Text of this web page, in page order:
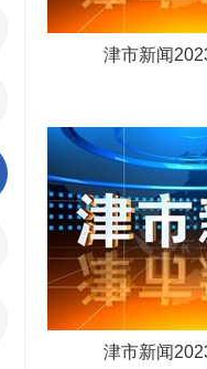
津市新闻
津市新闻